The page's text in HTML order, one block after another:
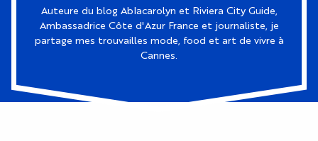
Auteure du blog Ablacarolyn et Riviera City Guide,
Ambassadrice Côte d'Azur France et journaliste, je
partage mes trouvailles mode, food et art de vivre à
Cannes.